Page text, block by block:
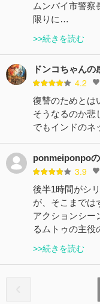
ムンバイ市警
限りに…
>>続きを読む
ドンコちゃんの
4.2
復讐のためとは
そうなるのか悲
でもインドのネ
ponmeiponpo
3.9
後半1時間がシ
が、そこまでは
アクションシー
るムトゥの主
>>続きを読む